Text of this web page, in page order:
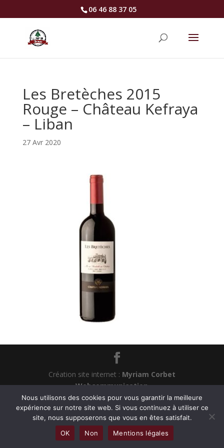
06 46 88 37 05
Les Bretèches 2015
Rouge – Château Kefraya
– Liban
27 Avr 2020
Création site internet : Myriam Corbet
Webcommunication
Nous utilisons des cookies pour vous garantir la meilleure
expérience sur notre site web. Si vous continuez à utiliser ce
site, nous supposerons que vous en êtes satisfait.
OK
Non Mentions légales